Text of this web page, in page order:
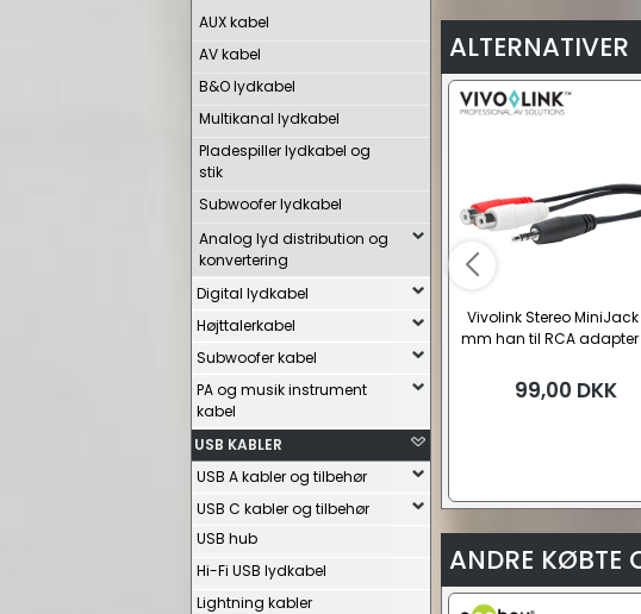
AUX kabel
AV kabel
B&O lydkabel
Multikanal lydkabel
Pladespiller lydkabel og
stik
Subwoofer lydkabel
Analog lyd distribution og
konvertering
Digital lydkabel
Højttalerkabel
Subwoofer kabel
PA og musik instrument
kabel
USB KABLER
USB A kabler og tilbehør
USB C kabler og tilbehør
USB hub
Hi-Fi USB lydkabel
Lightning kabler
ALTERNATIVER
Vivolink Stereo MiniJack
mm han til RCA adapter
99,00 DKK
ANDRE KØBTE